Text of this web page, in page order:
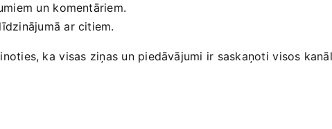
un⁣ komentāriem.
ar citiem.
ka⁣ visas ziņas un piedāvājumi ir‍ saskaņoti⁣ visos